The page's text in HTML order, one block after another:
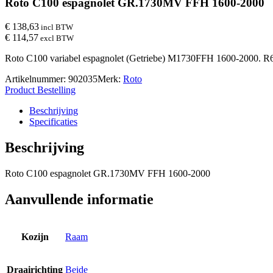
Roto C100 espagnolet GR.1730MV FFH 1600-2000
€ 138,63 incl BTW
€ 114,57 excl BTW
Roto C100 variabel espagnolet (Getriebe) M1730FFH 1600-2000.
Artikelnummer: 902035Merk: Roto
Product Bestelling
Beschrijving
Specificaties
Beschrijving
Roto C100 espagnolet GR.1730MV FFH 1600-2000
Aanvullende informatie
Kozijn Raam
Draairichting Beide